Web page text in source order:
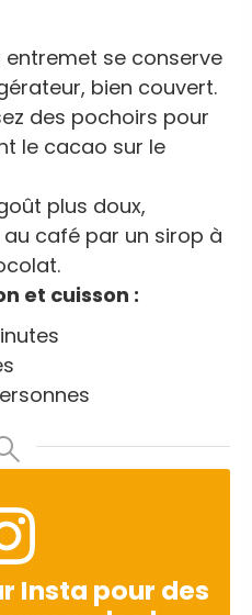
se conserve
bien couvert.
des pochoirs pour
le cacao sur le
plus doux,
café par un sirop à
et cuisson :
Insta pour des